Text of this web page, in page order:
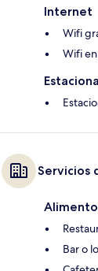
Internet
Wifi
Wifi
Servicios
Bar o